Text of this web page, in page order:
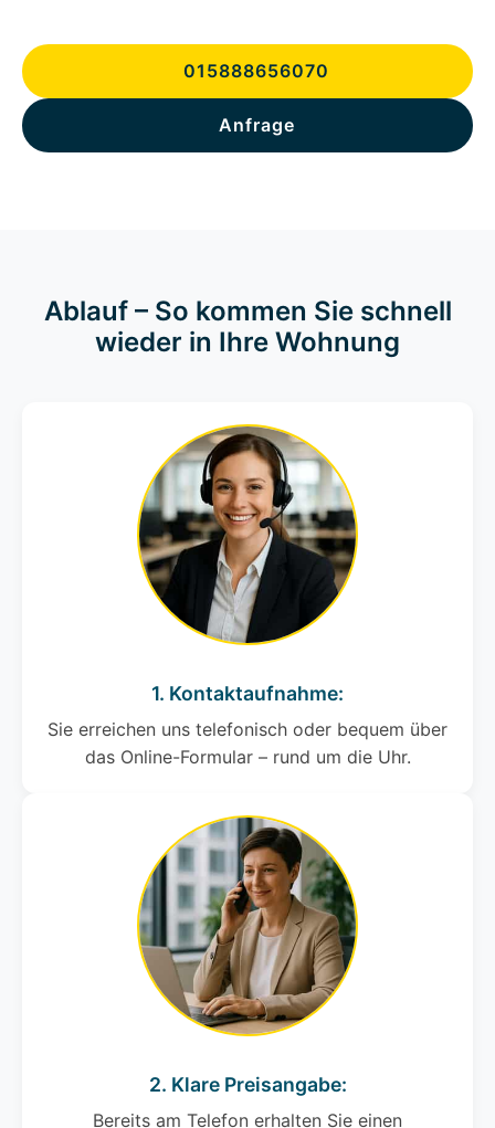
015888656070
Anfrage
Ablauf – So kommen Sie schnell
wieder in Ihre Wohnung
1. Kontaktaufnahme:
Sie erreichen uns telefonisch oder bequem über
das Online-Formular – rund um die Uhr.
2. Klare Preisangabe:
Bereits am Telefon erhalten Sie einen